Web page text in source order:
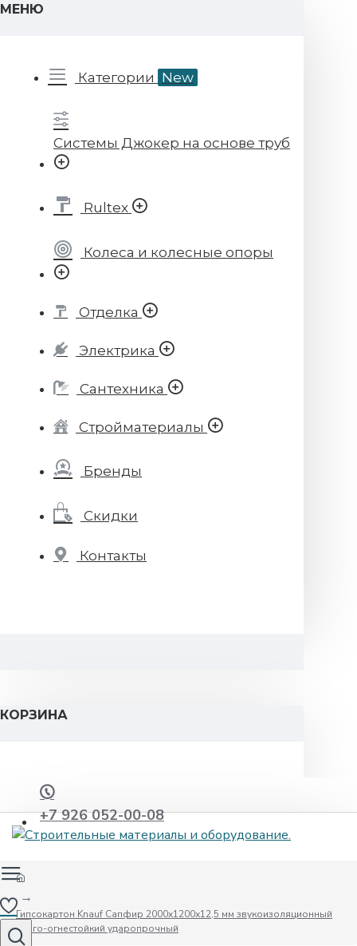
МЕНЮ
Категории New
Системы Джокер на основе труб
Rultex
Колеса и колесные опоры
Отделка
Электрика
Сантехника
Стройматериалы
Бренды
Скидки
Контакты
КОРЗИНА
+7 926 052-00-08
Гипсокартон Knauf Сапфир 2000х1200х12,5 мм звукоизоляционный
влаго-огнестойкий ударопрочный